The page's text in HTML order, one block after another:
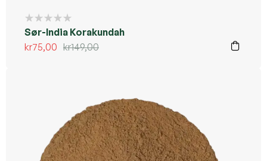
Sør-India Korakundah
kr149,00
kr75,00